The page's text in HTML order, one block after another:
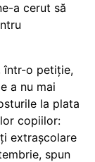
a cerut să
într-o petiție,
a nu mai
la plata
copiilor:
extrașcolare
spun